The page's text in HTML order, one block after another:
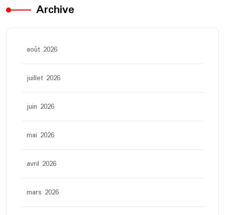
Archive
août 2026
juillet 2026
juin 2026
mai 2026
avril 2026
mars 2026